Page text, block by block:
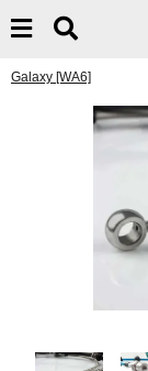
Galaxy [WA6]